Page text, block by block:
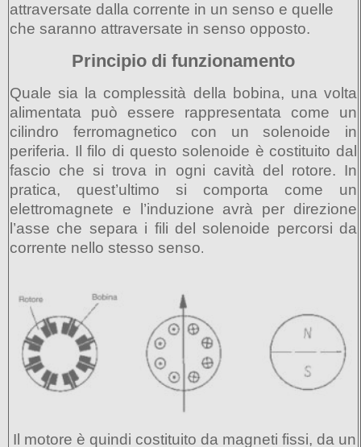
attraversate dalla corrente in un senso e quelle
che saranno attraversate in senso opposto.
Principio di funzionamento
Quale sia la complessità della bobina, una volta
alimentata può essere rappresentata come un
cilindro ferromagnetico con un solenoide in
periferia. Il filo di questo solenoide è costituito dal
fascio che si trova in ogni cavità del rotore. In
pratica, quest’ultimo si comporta come un
elettromagnete e l’induzione avrà per direzione
l’asse che separa i fili del solenoide percorsi da
corrente nello stesso senso.
Il motore è quindi costituito da magneti fissi, da un